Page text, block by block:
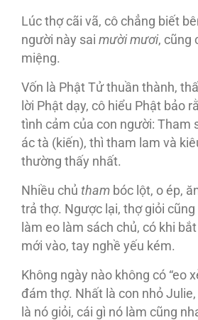
Lúc thợ cãi vã, cô chẳng biết
người này sai mười mươi, cũng
miệng.
Vốn là Phật Tử thuần thành,
lời Phật dạy, cô hiểu Phật bảo
tình cảm của con người: Tham
ác tà (kiến), thì tham lam và
thường thấy nhất.
Nhiều chủ tham bóc lột, o ép,
trả thợ. Ngược lại, thợ giỏi cũng
làm eo làm sách chủ, có khi
mới vào, tay nghề yếu kém.
Không ngày nào không có “eo
đám thợ. Nhất là con nhỏ
là nó giỏi, cái gì nó làm cũng